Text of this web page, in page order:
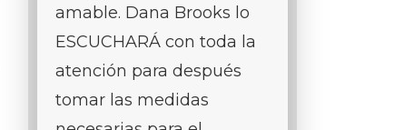
amable. Dana Brooks lo
ESCUCHARÁ con toda la
atención para después
tomar las medidas